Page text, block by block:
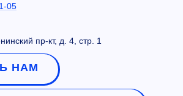
05
пр-кт, д. 4, стр. 1
НАМ